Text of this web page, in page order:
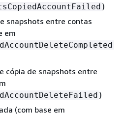
)
snapshots entre contas
em
cópia de snapshots entre
)
(com base em